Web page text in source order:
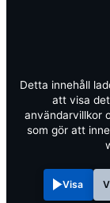
Detta innehåll
att visa
användarvillkor
som gör att
Visa